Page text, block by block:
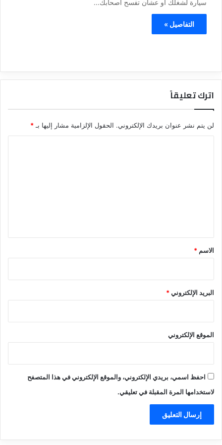
سيارة لشغلك أو عشان تفسح أصحابك...
التفاصيل »
اترك تعليقاً
لن يتم نشر عنوان بريدك الإلكتروني. الحقول الإلزامية مشار إليها بـ*
*
الاسم *
البريد الإلكتروني*
الموقع الإلكتروني
احفظ اسمي، بريدي الإلكتروني، والموقع الإلكتروني في هذا المتصفح
لاستخدامها المرة المقبلة في تعليقي.